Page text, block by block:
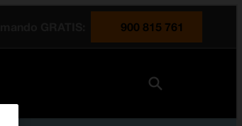
900 815 761